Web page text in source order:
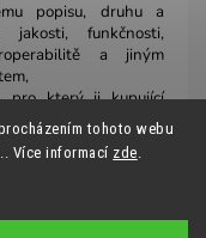
tohoto webu
Více informací zde.
popisu, druhu a
funkčnosti,
a jiným
pro který ji kupující
souhlasil, a
příslušenstvím a
návodu k montáži
že vedle